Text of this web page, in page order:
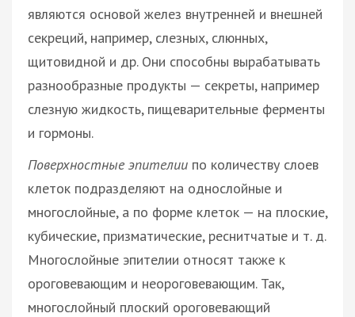
являются основой желез внутренней и внешней
секреций, например, слезных, слюнных,
щитовидной и др. Они способны вырабатывать
разнообразные продукты — секреты, например
слезную жидкость, пищеварительные ферменты
и гормоны.
Поверхностные эпителии по количеству слоев
клеток подразделяют на однослойные и
многослойные, а по форме клеток — на плоские,
кубические, призматические, реснитчатые и т. д.
Многослойные эпителии относят также к
ороговевающим и неороговевающим. Так,
многослойный плоский ороговевающий